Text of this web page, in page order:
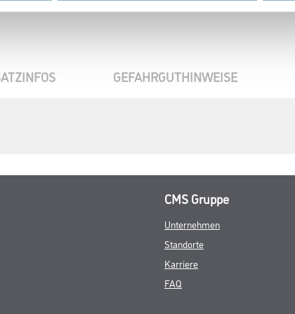
GEFAHRGUTHINWEISE
CMS Gruppe
Unternehmen
Standorte
Karriere
FAQ